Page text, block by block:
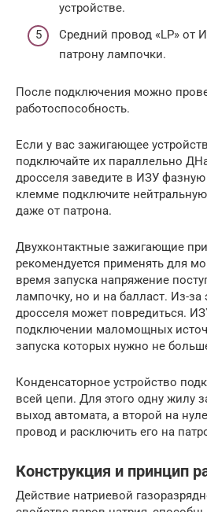
устройстве.
Средний провод «LP» от
патрону лампочки.
После подключения можно
работоспособность.
Если у вас зажигающее
подключайте их параллельно
дросселя заведите в ИЗУ
клемме подключите
даже от патрона.
Двухконтактные зажигающие
рекомендуется применять для
время запуска напряжение
лампочку, но и на балласт. Из-за
дросселя может повредиться.
подключении маломощных
запуска которых нужно не
Конденсаторное устройство
всей цепи. Для этого одну жилу
выход автомата, а второй на
провод и расключить его на
Конструкция и принцип
Действие натриевой